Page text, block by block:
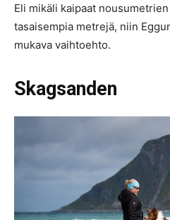
Eli mikäli kaipaat
tasaisempia metrejä, niin
mukava vaihtoehto.
Skagsanden